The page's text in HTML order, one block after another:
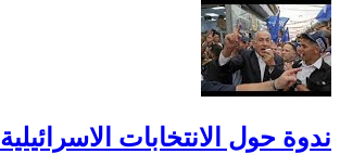
ندوة حول الانتخابات الاسرائيلية 2022...